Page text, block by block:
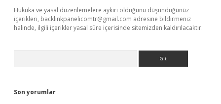
Hukuka ve yasal düzenlemelere aykırı olduğunu düşündüğünüz
içerikleri, backlinkpanelicomtr@gmail.com adresine bildirmeniz
halinde, ilgili içerikler yasal süre içerisinde sitemizden kaldırılacaktır.
Son yorumlar